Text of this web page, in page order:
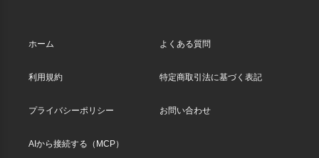
ホーム よくある質問
利用規約 特定商取引法に基づく表記
プライバシーポリシー お問い合わせ
AIから接続する（MCP）